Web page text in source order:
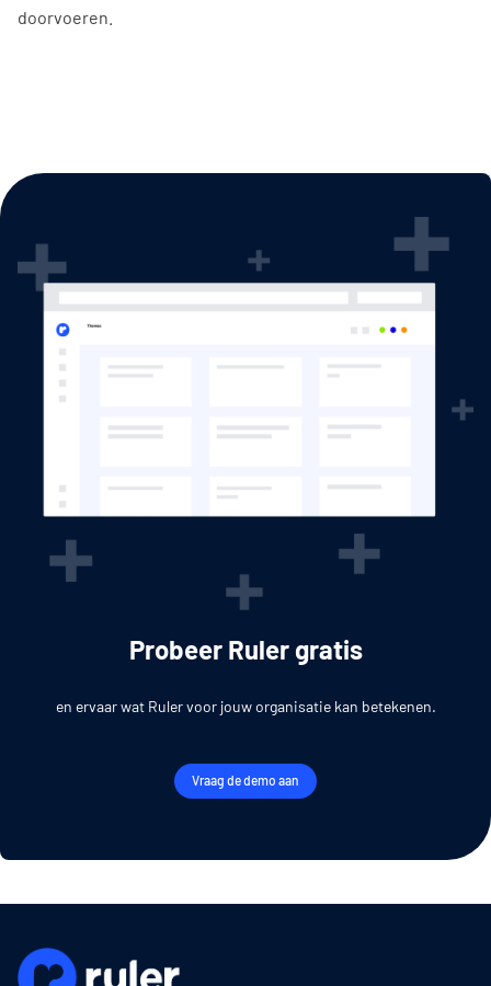
doorvoeren.
Probeer Ruler gratis
en ervaar wat Ruler voor jouw organisatie kan betekenen.
Vraag de demo aan